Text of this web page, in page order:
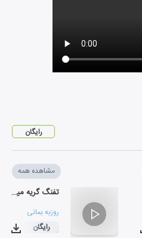
رایگان
مشاهده همه
تفنگ گریه میکنه
روزبه بمانی
۰۴:۰۵رایگان